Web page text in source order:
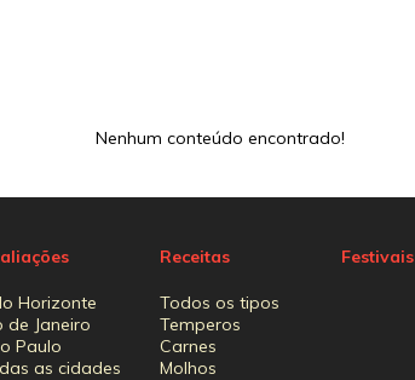
Nenhum conteúdo encontrado!
Horizonte
de Janeiro
Paulo
as cidades
Receitas
Todos os tipos
Temperos
Carnes
Molhos
Festivais